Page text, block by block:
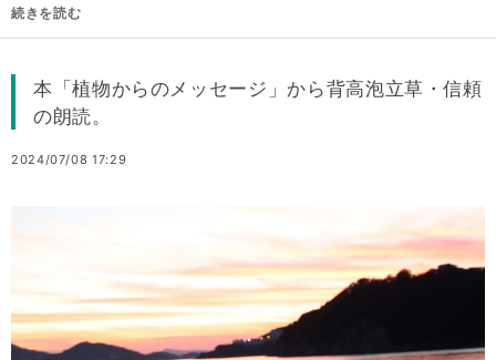
続きを読む
本「植物からのメッセージ」から背高泡立草・信頼
の朗読。
2024/07/08 17:29